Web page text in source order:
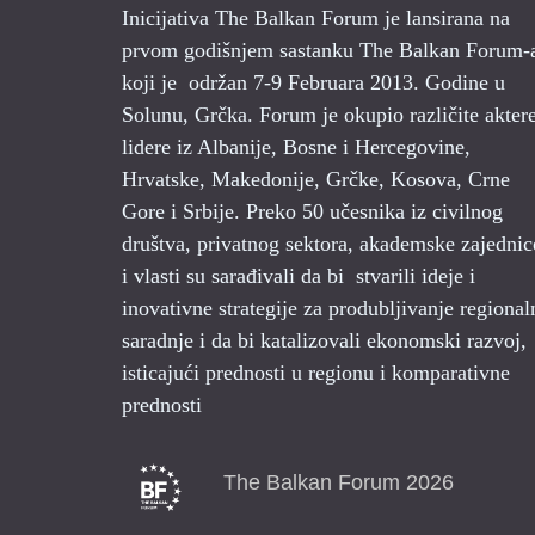
Okviri
Demokratske
Predsednik
Udruženja
na više domaćih i
2007. godini, i
Will Bartlettje viši
Ekonomiju i
pri školi za
nezaposlenosti i
na Institutu
ekonomske studije
Inicijativa The Balkan Forum je lansirana na
prvom godišnjem sastanku The Balkan Forum-
koji je održan 7-9 Februara 2013. Godine u
Solunu, Grčka. Forum je okupio različite
lidere iz Albanije, Bosne i Hercegovine,
Hrvatske, Makedonije, Grčke, Kosova, Crne
Gore i Srbije. Preko 50 učesnika iz civilnog
društva, privatnog sektora, akademske
i vlasti su sarađivali da bi stvarili ideje i
inovativne strategije za produbljivanje
saradnje i da bi katalizovali ekonomski razvoj,
isticajući prednosti u regionu i komparativne
prednosti
The Balkan Forum 2026